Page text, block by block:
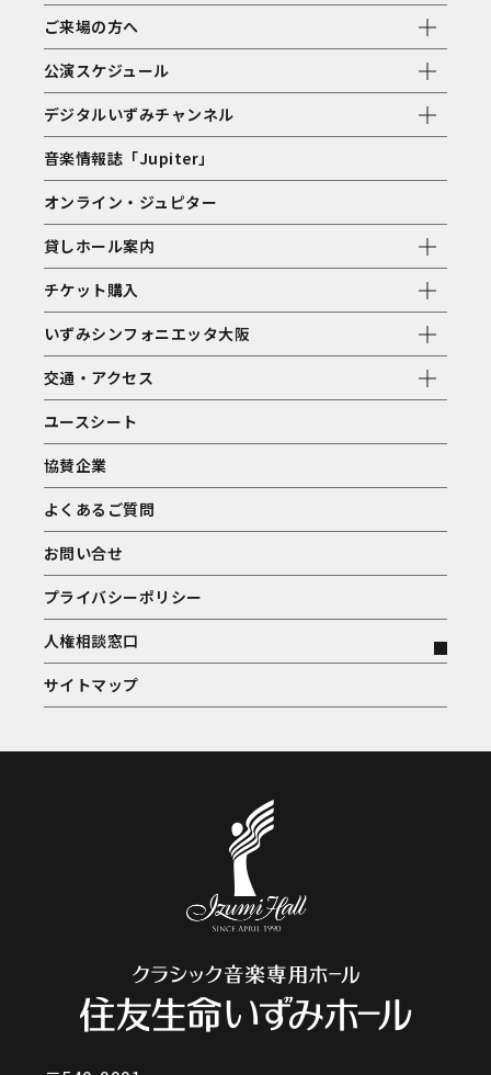
ご来場の方へ
公演スケジュール
デジタルいずみチャンネル
音楽情報誌「Jupiter」
オンライン・ジュピター
貸しホール案内
チケット購入
いずみシンフォニエッタ大阪
交通・アクセス
ユースシート
協賛企業
よくあるご質問
お問い合せ
プライバシーポリシー
人権相談窓口
サイトマップ